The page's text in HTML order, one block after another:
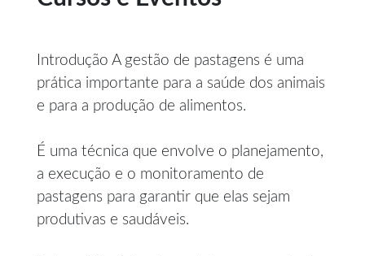
Introdução A gestão de pastagens é uma
prática importante para a saúde dos animais
e para a produção de alimentos.
É uma técnica que envolve o planejamento,
a execução e o monitoramento de
pastagens para garantir que elas sejam
produtivas e saudáveis.